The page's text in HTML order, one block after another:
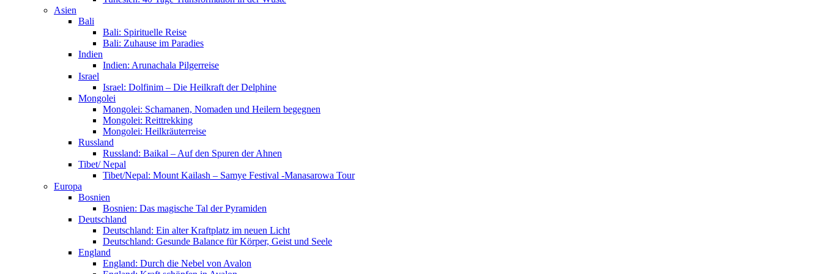
Bali
Bali: Spirituelle Reise
Bali: Zuhause im Paradies
Indien
Indien: Arunachala Pilgerreise
Israel
Israel: Dolfinim – Die Heilkraft der Delphine
Mongolei
Mongolei: Schamanen, Nomaden und Heilern begegnen
Mongolei: Reittrekking
Mongolei: Heilkräuterreise
Russland
Russland: Baikal – Auf den Spuren der Ahnen
Tibet/ Nepal
Tibet/Nepal: Mount Kailash – Samye Festival -Manasarowa Tour
Bosnien
Bosnien: Das magische Tal der Pyramiden
Deutschland
Deutschland: Ein alter Kraftplatz im neuen Licht
Deutschland: Gesunde Balance für Körper, Geist und Seele
England
England: Durch die Nebel von Avalon